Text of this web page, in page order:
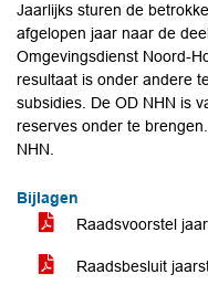
Jaarlijks sturen de
afgelopen jaar naar de
Omgevingsdienst Noord-
resultaat is onder andere
subsidies. De OD NHN is
reserves onder te
NHN.
Bijlagen
Raadsvoorstel
Raadsbesluit